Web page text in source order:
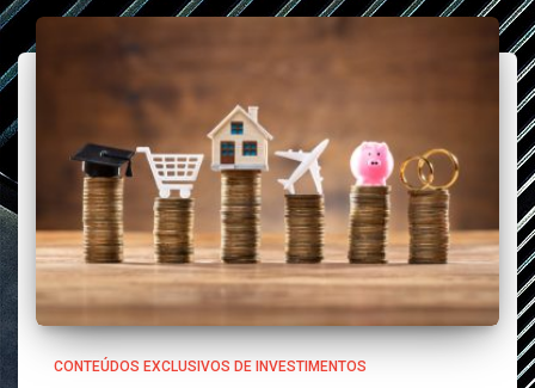
CONTEÚDOS EXCLUSIVOS DE INVESTIMENTOS